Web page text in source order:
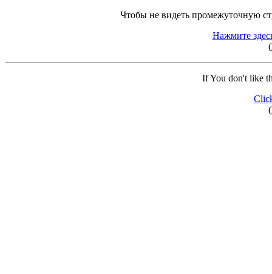
Чтобы не видеть промежуточную
Нажмите
(
If You don't like
(